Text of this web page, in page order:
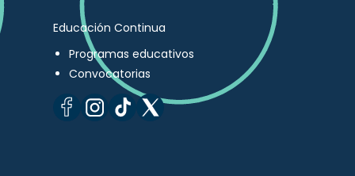
Educación Continua
Programas educativos
Convocatorias